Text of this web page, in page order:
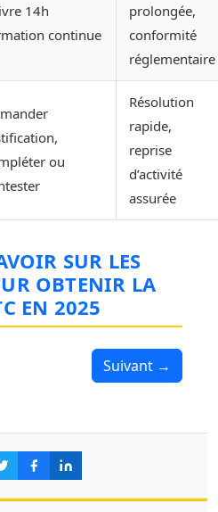
14h
continue
prolongée,
conformité
réglementaire
ou
Résolution
rapide,
reprise
d’activité
assurée
SUR LES
OBTENIR LA
EN 2025
Suivant →